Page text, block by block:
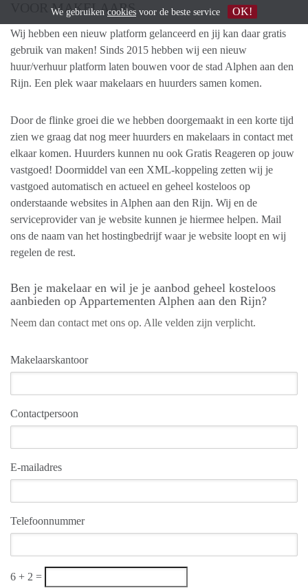
VOOR MAKELAARS
Wij hebben een nieuw platform gelanceerd en jij kan daar gratis
gebruik van maken! Sinds 2015 hebben wij een nieuw
huur/verhuur platform laten bouwen voor de stad Alphen aan den
Rijn. Een plek waar makelaars en huurders samen komen.
Door de flinke groei die we hebben doorgemaakt in een korte tijd
zien we graag dat nog meer huurders en makelaars in contact met
elkaar komen. Huurders kunnen nu ook Gratis Reageren op jouw
vastgoed! Doormiddel van een XML-koppeling zetten wij je
vastgoed automatisch en actueel en geheel kosteloos op
onderstaande websites in Alphen aan den Rijn. Wij en de
serviceprovider van je website kunnen je hiermee helpen. Mail
ons de naam van het hostingbedrijf waar je website loopt en wij
regelen de rest.
Ben je makelaar en wil je je aanbod geheel kosteloos
aanbieden op Appartementen Alphen aan den Rijn?
Neem dan contact met ons op. Alle velden zijn verplicht.
Makelaarskantoor
Contactpersoon
E-mailadres
Telefoonnummer
6 + 2 =
We gebruiken cookies voor de beste service OK!